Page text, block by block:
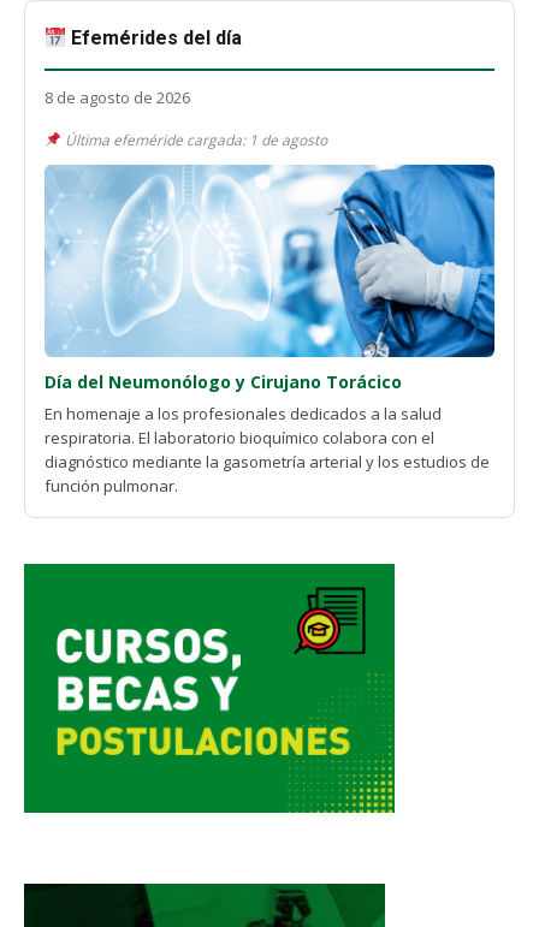
Efemérides del día
8 de agosto de 2026
Última efeméride cargada: 1 de agosto
Día del Neumonólogo y Cirujano Torácico
En homenaje a los profesionales dedicados a la salud
respiratoria. El laboratorio bioquímico colabora con el
diagnóstico mediante la gasometría arterial y los estudios de
función pulmonar.